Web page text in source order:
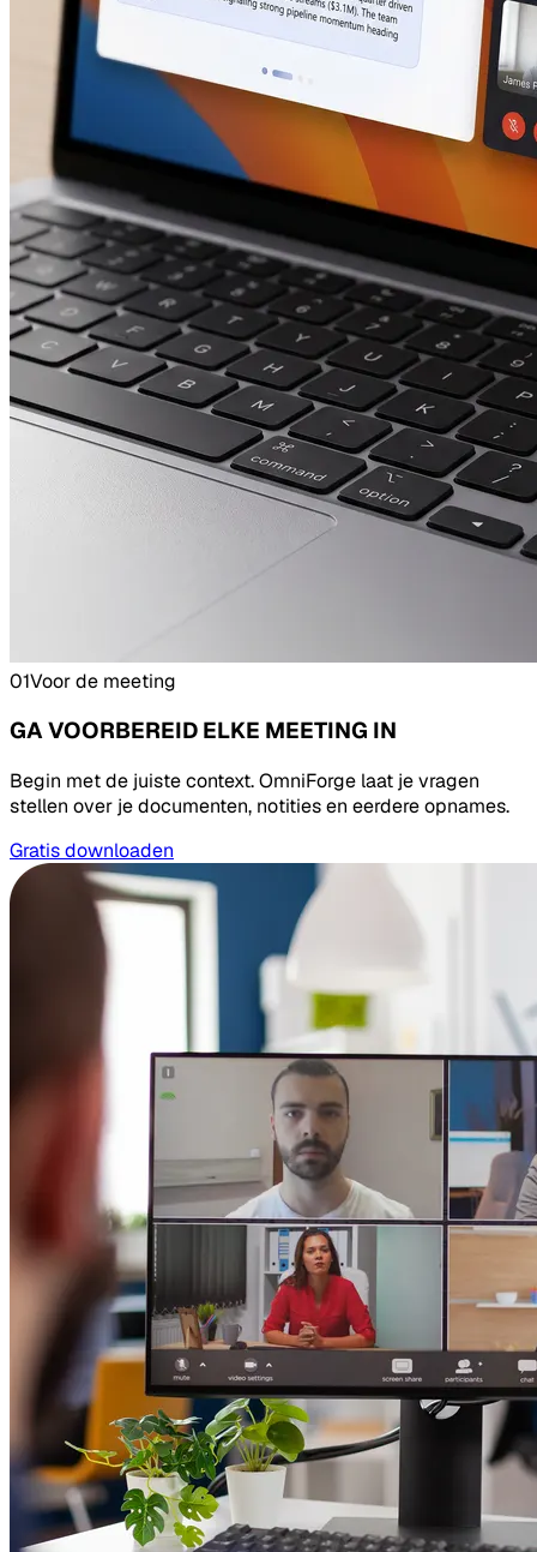
01Voor de meeting
GA VOORBEREID ELKE MEETING IN
Begin met de juiste context. OmniForge laat je vragen
stellen over je documenten, notities en eerdere opnames.
Gratis downloaden